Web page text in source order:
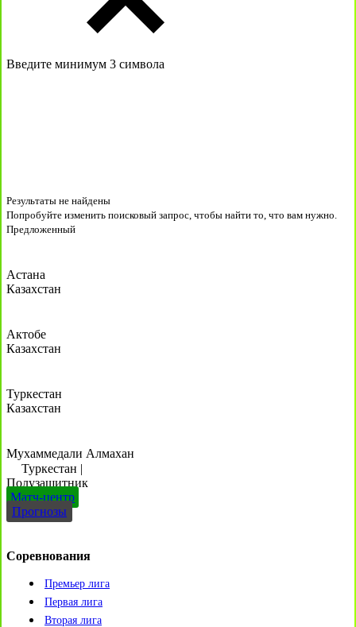
Введите минимум 3 символа
Результаты не найдены
Попробуйте изменить поисковый запрос, чтобы найти то, что вам нужно.
Предложенный
Астана
Казахстан
Актобе
Казахстан
Туркестан
Казахстан
Мухаммедали Алмахан
Туркестан |
Полузащитник
Матч-центр
Прогнозы
Соревнования
Премьер лига
Первая лига
Вторая лига